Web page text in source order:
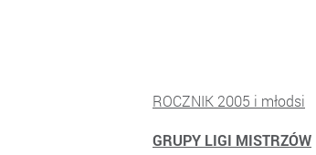
ROCZNIK 2005 i młodsi
GRUPY LIGI MISTRZÓW